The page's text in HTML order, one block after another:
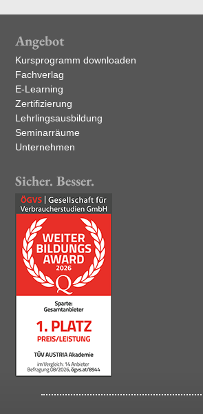
Angebot
Kursprogramm downloaden
Fachverlag
E-Learning
Zertifizierung
Lehrlingsausbildung
Seminarräume
Unternehmen
Sicher. Besser.